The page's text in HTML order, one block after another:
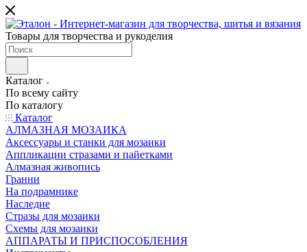
Товары для творчества и рукоделия
Каталог
По всему сайту
По каталогу
Каталог
АЛМАЗНАЯ МОЗАИКА
Аксессуары и станки для мозаики
Аппликации стразами и пайетками
Алмазная живопись
Гранни
На подрамнике
Наследие
Стразы для мозаики
Схемы для мозаики
АППАРАТЫ И ПРИСПОСОБЛЕНИЯ